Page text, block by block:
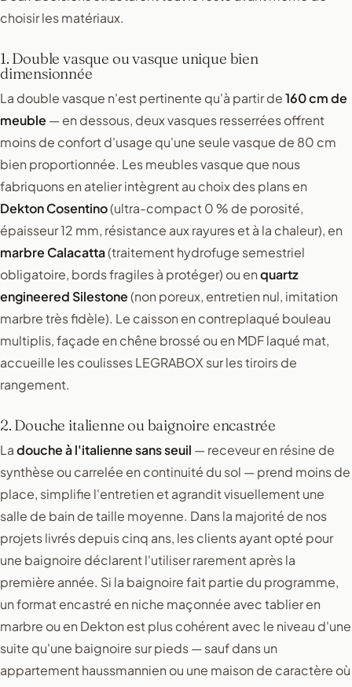
choisir les matériaux.
1. Double vasque ou vasque unique bien
dimensionnée
La double vasque n'est pertinente qu'à partir de160 cm de
meuble — en dessous, deux vasques resserrées offrent
moins de confort d'usage qu'une seule vasque de 80 cm
bien proportionnée. Les meubles vasque que nous
fabriquons en atelier intègrent au choix des plans en
Dekton Cosentino(ultra-compact 0 % de porosité,
épaisseur 12 mm, résistance aux rayures et à la chaleur), en
marbre Calacatta(traitement hydrofuge semestriel
obligatoire, bords fragiles à protéger) ou enquartz
engineered Silestone(non poreux, entretien nul, imitation
marbre très fidèle). Le caisson en contreplaqué bouleau
multiplis, façade en chêne brossé ou en MDF laqué mat,
accueille les coulisses LEGRABOX sur les tiroirs de
rangement.
2. Douche italienne ou baignoire encastrée
Ladouche à l'italienne sans seuil — receveur en résine de
synthèse ou carrelée en continuité du sol — prend moins de
place, simplifie l'entretien et agrandit visuellement une
salle de bain de taille moyenne. Dans la majorité de nos
projets livrés depuis cinq ans, les clients ayant opté pour
une baignoire déclarent l'utiliser rarement après la
première année. Si la baignoire fait partie du programme,
un format encastré en niche maçonnée avec tablier en
marbre ou en Dekton est plus cohérent avec le niveau d'une
suite qu'une baignoire sur pieds — sauf dans un
appartement haussmannien ou une maison de caractère où